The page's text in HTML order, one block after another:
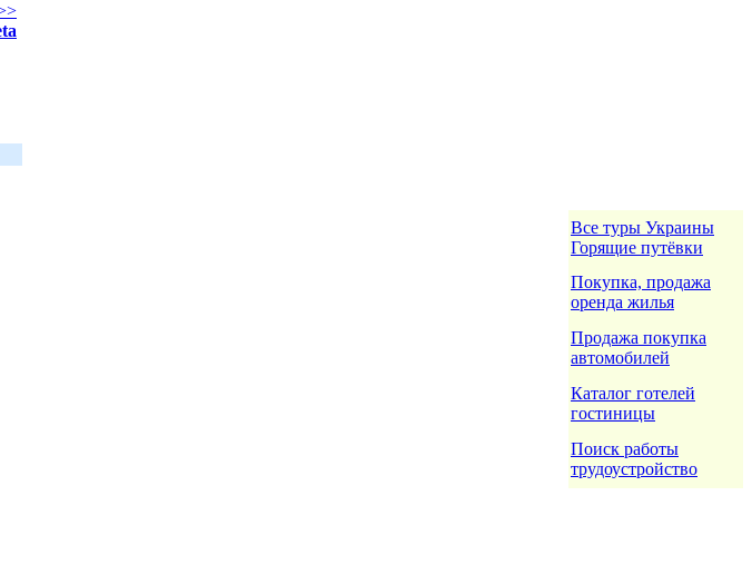
Все туры Украины
Горящие путёвки
Покупка, продажа
оренда жилья
Продажа покупка
автомобилей
Каталог готелей
гостиницы
Поиск работы
трудоустройство